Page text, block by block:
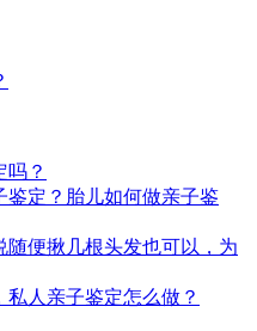
吗？
鉴定？胎儿如何做亲子鉴
便揪几根头发也可以，为
人亲子鉴定怎么做？